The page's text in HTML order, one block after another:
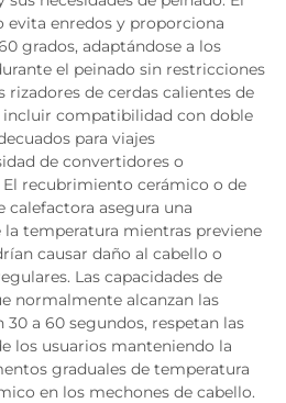
evita enredos y proporciona
grados, adaptándose a los
el peinado sin restricciones
rizadores de cerdas calientes de
incluir compatibilidad con doble
para viajes
de convertidores o
recubrimiento cerámico o de
asegura una
temperatura mientras previene
causar daño al cabello o
Las capacidades de
normalmente alcanzan las
a 60 segundos, respetan las
los usuarios manteniendo la
graduales de temperatura
en los mechones de cabello.